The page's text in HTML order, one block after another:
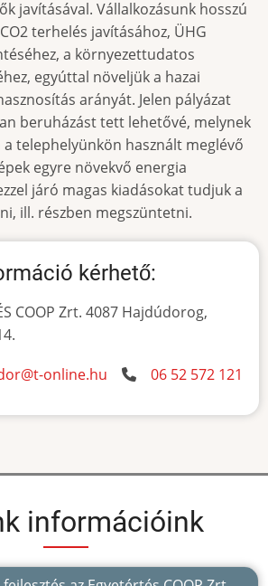
javításával. Vállalkozásunk hosszú
terhelés javításához, ÜHG
a környezettudatos
egyúttal növeljük a hazai
arányát. Jelen pályázat
beruházást tett lehetővé, melynek
telephelyünkön használt meglévő
egyre növekvő energia
járó magas kiadásokat tudjuk a
ill. részben megszüntetni.
kérhető:
COOP Zrt. 4087 Hajdúdorog,
online.hu 06 52 572 121
információink